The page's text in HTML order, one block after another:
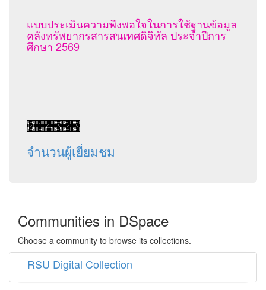
แบบประเมินความพึงพอใจในการใช้ฐานข้อมูล
คลังทรัพยากรสารสนเทศดิจิทัล ประจำปีการ
ศึกษา 2569
จำนวนผู้เยี่ยมชม
Communities in DSpace
Choose a community to browse its collections.
RSU Digital Collection